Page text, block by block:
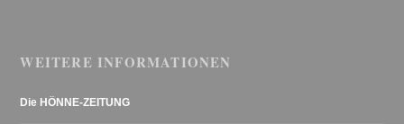
WEITERE INFORMATIONEN
Die HÖNNE-ZEITUNG